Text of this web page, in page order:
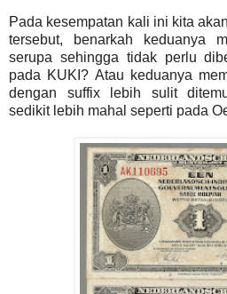
Pada kesempatan kali ini kita
tersebut, benarkah keduanya
serupa sehingga tidak perlu
pada KUKI? Atau keduanya
dengan suffix lebih sulit
sedikit lebih mahal seperti pada